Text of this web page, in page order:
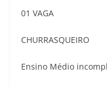
01 VAGA
CHURRASQUEIRO
Ensino Médio